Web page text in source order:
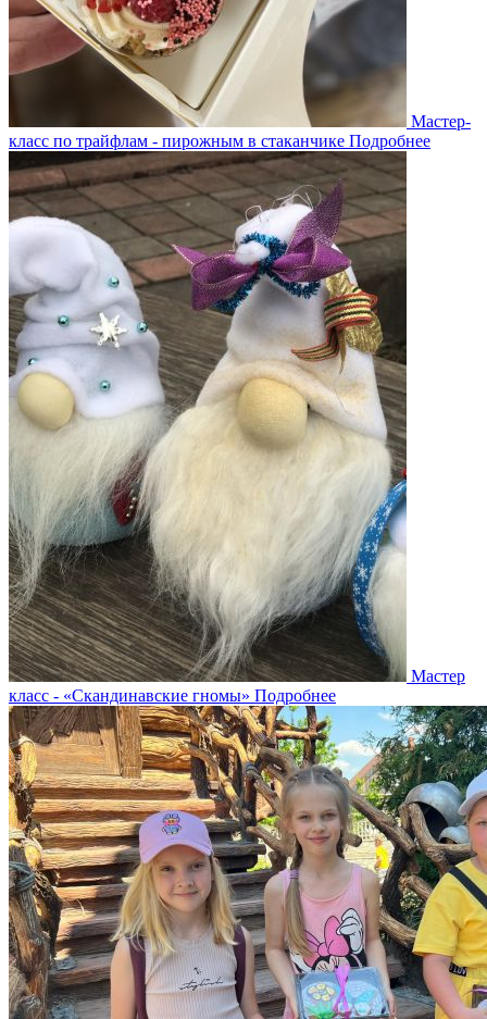
Мастер-
класс по трайфлам - пирожным в стаканчике Подробнее
Мастер
класс - «Скандинавские гномы» Подробнее